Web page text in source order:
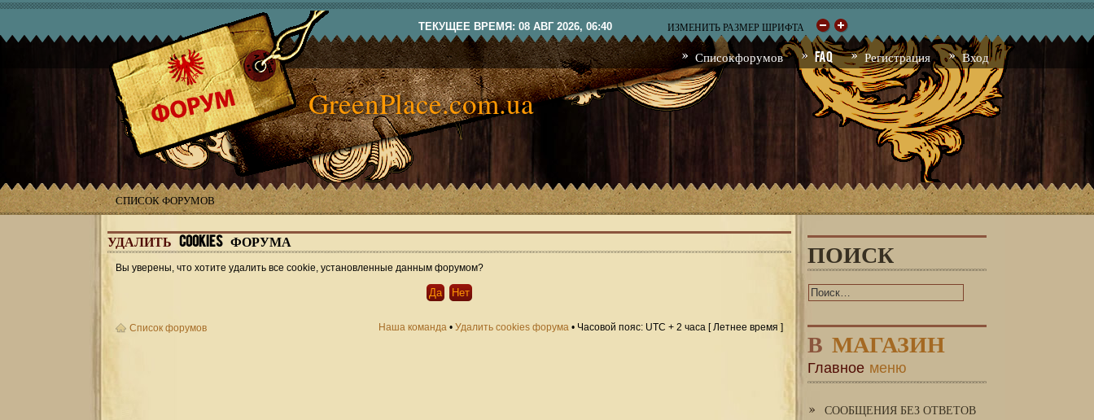
ТЕКУЩЕЕ ВРЕМЯ: 08 АВГ 2026, 06:40 ИЗМЕНИТЬ РАЗМЕР ШРИФТА
Список форумов FAQ Регистрация Вход
GreenPlace.com.ua
СПИСОК ФОРУМОВ
УДАЛИТЬ COOKIES ФОРУМА
Вы уверены, что хотите удалить все cookie, установленные данным форумом?
Список форумов Наша команда • Удалить cookies форума • Часовой пояс: UTC + 2 часа [ Летнее время ]
ПОИСК
В МАГАЗИН
Главное меню
СООБЩЕНИЯ БЕЗ ОТВЕТОВ